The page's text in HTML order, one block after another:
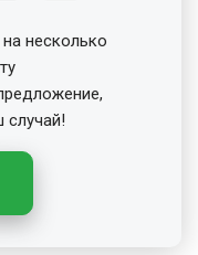
несколько
случай!